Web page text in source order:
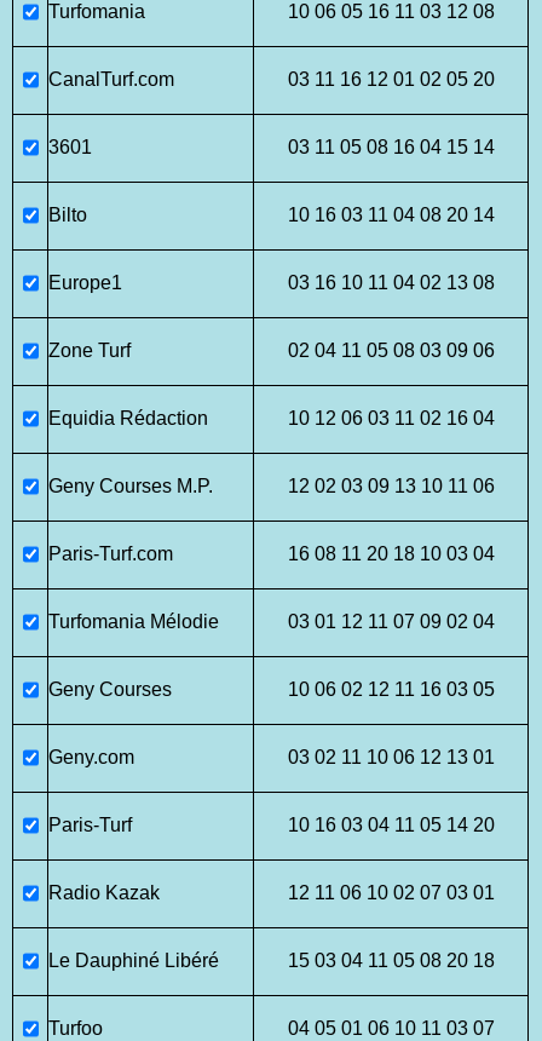
Turfomania 10 06 05 16 11 03 12 08
CanalTurf.com 03 11 16 12 01 02 05 20
3601 03 11 05 08 16 04 15 14
Bilto 10 16 03 11 04 08 20 14
Europe1 03 16 10 11 04 02 13 08
Zone Turf 02 04 11 05 08 03 09 06
Equidia Rédaction 10 12 06 03 11 02 16 04
Geny Courses M.P. 12 02 03 09 13 10 11 06
Paris-Turf.com 16 08 11 20 18 10 03 04
Turfomania Mélodie 03 01 12 11 07 09 02 04
Geny Courses 10 06 02 12 11 16 03 05
Geny.com 03 02 11 10 06 12 13 01
Paris-Turf 10 16 03 04 11 05 14 20
Radio Kazak 12 11 06 10 02 07 03 01
Le Dauphiné Libéré 15 03 04 11 05 08 20 18
Turfoo 04 05 01 06 10 11 03 07